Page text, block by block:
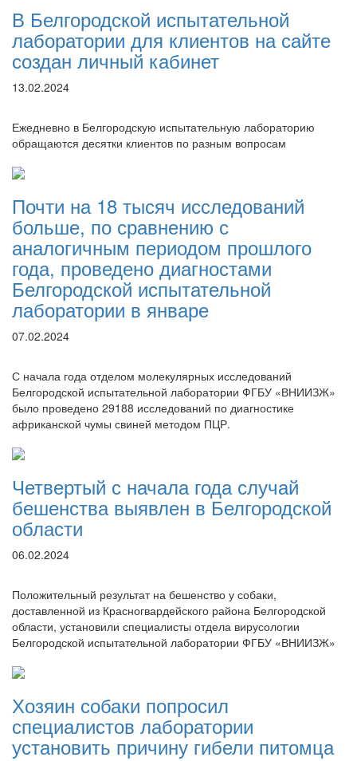
В Белгородской испытательной
лаборатории для клиентов на сайте
создан личный кабинет
13.02.2024
Ежедневно в Белгородскую испытательную лабораторию
обращаются десятки клиентов по разным вопросам
Почти на 18 тысяч исследований
больше, по сравнению с
аналогичным периодом прошлого
года, проведено диагностами
Белгородской испытательной
лаборатории в январе
07.02.2024
С начала года отделом молекулярных исследований
Белгородской испытательной лаборатории ФГБУ «ВНИИЗЖ»
было проведено 29188 исследований по диагностике
африканской чумы свиней методом ПЦР.
Четвертый с начала года случай
бешенства выявлен в Белгородской
области
06.02.2024
Положительный результат на бешенство у собаки,
доставленной из Красногвардейского района Белгородской
области, установили специалисты отдела вирусологии
Белгородской испытательной лаборатории ФГБУ «ВНИИЗЖ»
Хозяин собаки попросил
специалистов лаборатории
установить причину гибели питомца